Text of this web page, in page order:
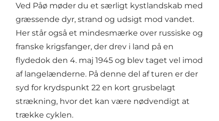
Ved Påø møder du et særligt kystlandskab med
græssende dyr, strand og udsigt mod vandet.
Her står også et mindesmærke over russiske og
franske krigsfanger, der drev i land på en
flydedok den 4. maj 1945 og blev taget vel imod
af langelænderne. På denne del af turen er der
syd for krydspunkt 22 en kort grusbelagt
strækning, hvor det kan være nødvendigt at
trække cyklen.